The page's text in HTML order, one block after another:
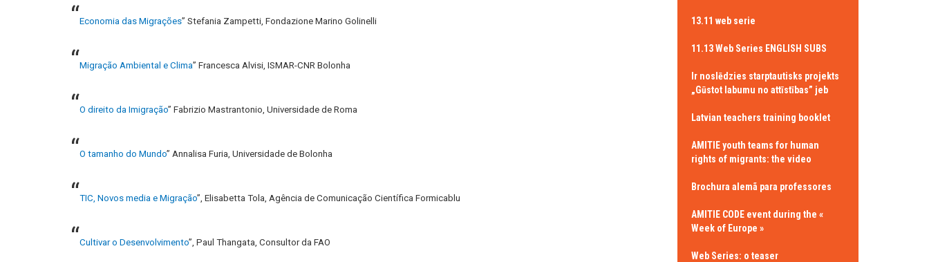
“Economia das Migrações” Stefania Zampetti, Fondazione Marino Golinelli
“Migração Ambiental e Clima” Francesca Alvisi, ISMAR-CNR Bolonha
“O direito da Imigração” Fabrizio Mastrantonio, Universidade de Roma
“O tamanho do Mundo” Annalisa Furia, Universidade de Bolonha
“TIC, Novos media e Migração”, Elisabetta Tola, Agência de Comunicação Científica Formicablu
“Cultivar o Desenvolvimento”, Paul Thangata, Consultor da FAO
13.11 web serie
11.13 Web Series ENGLISH SUBS
Ir noslēdzies starptautisks projekts
„Gūstot labumu no attīstības” jeb
Latvian teachers training booklet
AMITIE youth teams for human
rights of migrants: the video
Brochura alemã para professores
AMITIE CODE event during the «
Week of Europe »
Web Series: o teaser